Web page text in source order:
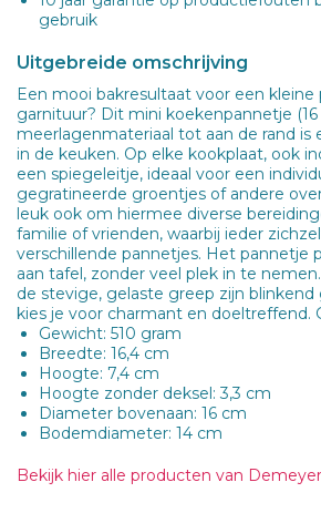
gebruik
Uitgebreide omschrijving
Een mooi bakresultaat voor een kleine
garnituur? Dit mini koekenpannetje
meerlagenmateriaal tot aan de rand is
in de keuken. Op elke kookplaat, ook
een spiegeleitje, ideaal voor een
gegratineerde groentjes of andere
leuk ook om hiermee diverse
familie of vrienden, waarbij ieder
verschillende pannetjes. Het pannetje
aan tafel, zonder veel plek in te
de stevige, gelaste greep zijn blinkend
kies je voor charmant en doeltreffend.
Gewicht: 510 gram
Breedte: 16,4 cm
Hoogte: 7,4 cm
Hoogte zonder deksel: 3,3 cm
Diameter bovenaan: 16 cm
Bodemdiameter: 14 cm
Bekijk hier alle producten van